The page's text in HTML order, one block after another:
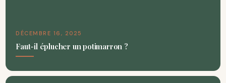
DÉCEMBRE 16, 2025
Faut-il éplucher un potimarron ?